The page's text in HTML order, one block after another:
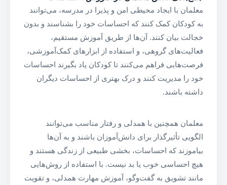
معلمان با ایجاد محیطی امن و پذیرا در مدرسه، می‌توانند
به کودکان کمک کنند که احساسات خود را بشناسند و بدون
خجالت بیان کنند. آن‌ها از طریق آموزش مستقیم،
فعالیت‌های گروهی، و استفاده از ابزارهای کمک‌آموزشی،
فرصت‌هایی فراهم می‌کنند تا کودکان یاد بگیرند احساسات
خود را مدیریت کنند و درک بهتری از احساسات دیگران
داشته باشند.
معلمان همچنین با همدلی و رفتار مناسب می‌توانند
الگویی تأثیرگذار برای دانش‌آموزان باشند و به آن‌ها
بیاموزند که احساسات، بخشی طبیعی از زندگی هستند و
هیچ احساسی خوب یا بد نیست. با استفاده از روش‌هایی
مانند تشویق به گفت‌وگو، آموزش مهارت همدلی، و تقویت